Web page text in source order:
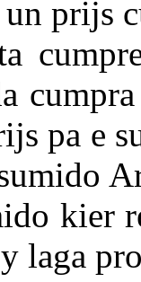
prijs
pa e
kier
laga